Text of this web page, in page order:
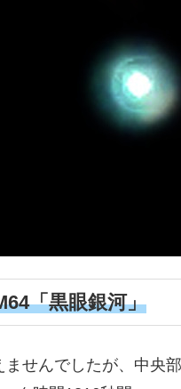
「黒眼銀河」
せんでしたが、中央